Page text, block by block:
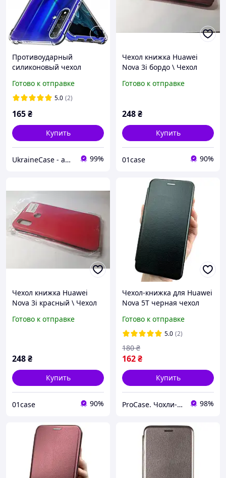
Противоударный
силиконовый чехол
углами для Huawei Nova
5T прозрачный
Готово к отправке
5.0 (2)
165₴
Купить
UkraineCase - аксесуари для Huawei, Xiaomi, Meizu, Samsung, Nokia 99%
Чехол книжка Huawei
Nova 3i бордо \ Чехол
3i бордовый (книга чехол
Готово к отправке
248₴
Купить
01case 90%
Чехол книжка Huawei
Nova 3i красный \ Чехол
3i красная (книга чехол
Готово к отправке
248₴
Купить
01case 90%
Чехол-книжка для Huawei
Nova 5T черная чехол
карт
Готово к отправке
5.0 (2)
162₴
180 ₴
Купить
ProCase. Чохли-книжки 98%